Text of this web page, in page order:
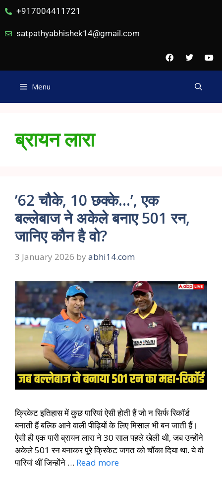
+917004411721
satpathyabhishek14@gmail.com
Menu
ब्रायन लारा
’62 चौके, 10 छक्के…’, एक
बल्लेबाज ने अकेले बनाए 501 रन,
जानिए कौन है वो?
3 January 2026 by abhi14.com
क्रिकेट इतिहास में कुछ पारियां ऐसी होती हैं जो न सिर्फ रिकॉर्ड
बनाती हैं बल्कि आने वाली पीढ़ियों के लिए मिसाल भी बन जाती हैं।
ऐसी ही एक पारी ब्रायन लारा ने 30 साल पहले खेली थी, जब उन्होंने
अकेले 501 रन बनाकर पूरे क्रिकेट जगत को चौंका दिया था. ये वो
पारियां थीं जिन्होंने … Read more